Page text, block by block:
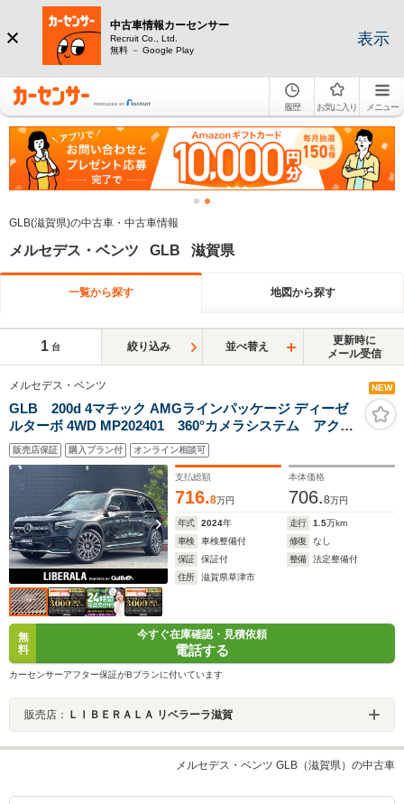
中古車情報カーセンサー
Recruit Co., Ltd.
無料 － Google Play
表示
履歴 お気に入り メニュー
GLB(滋賀県)の中古車・中古車情報
メルセデス・ベンツ GLB 滋賀県
一覧から探す 地図から探す
1 台 絞り込み 並べ替え
更新時に
メール受信
メルセデス・ベンツ NEW
GLB 200d 4マチック AMGラインパッケージ ディーゼ
ルターボ 4WD MP202401 360°カメラシステム アクテ
ィブパーキングアシスト パークトロニック LEDハイ
パフォーマンスヘッドライト アダプティブハイビーム
アシスト EASY-PACK自動開閉テールゲート
販売店保証 購入プラン付 オンライン相談可
支払総額
716.8万円
本体価格
706.8万円
年式 2024年 走行 1.5万km
車検
車検整備付 修復
なし
保証
保証付 整備
法定整備付
住所
滋賀県草津市
無
料
今すぐ在庫確認・見積依頼
電話する
カーセンサーアフター保証がBプランに付いています
販売店： ＬＩＢＥＲＡＬＡ リベラーラ滋賀
メルセデス・ベンツ GLB（滋賀県）の中古車